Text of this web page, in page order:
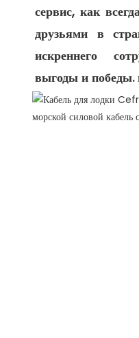
сервис, как
друзьями в
искреннего